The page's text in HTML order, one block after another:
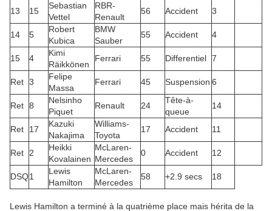
13 15
Sebastian
Vettel
RBR-
Renault
56 Accident 3
14 5
Robert
Kubica
BMW
Sauber
55 Accident 4
15 4
Kimi
Räikkönen
Ferrari 55 Differentiel 7
Ret 3
Felipe
Massa
Ferrari 45 Suspension 6
Ret 8
Nelsinho
Piquet
Renault 24
Tête-à-
queue
14
Ret 17
Kazuki
Nakajima
Williams-
Toyota
17 Accident 11
Ret 2
Heikki
Kovalainen
McLaren-
Mercedes
0 Accident 12
DSQ1
Lewis
Hamilton
McLaren-
Mercedes
58 +2.9 secs 18
Lewis Hamilton a terminé à la quatrième place mais hérita de la